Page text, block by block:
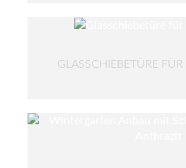
GLASSCHIEBETÜRE